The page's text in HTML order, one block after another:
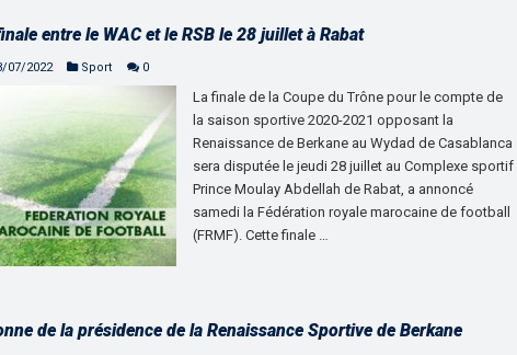
entre le WAC et le RSB le 28 juillet à Rabat
07/2022 Sport 0
La finale de la Coupe du Trône pour le compte de
la saison sportive 2020-2021 opposant la
Renaissance de Berkane au Wydad de Casablanca
sera disputée le jeudi 28 juillet au Complexe sportif
Prince Moulay Abdellah de Rabat, a annoncé
samedi la Fédération royale marocaine de football
(FRMF). Cette finale …
de la présidence de la Renaissance Sportive de Berkane